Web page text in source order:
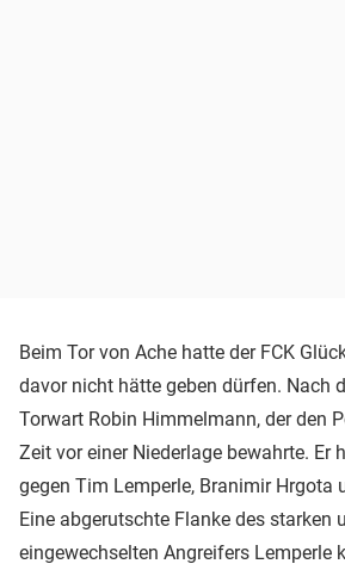
Beim Tor von Ache hatte der FCK
davor nicht hätte geben dürfen. Nach
Torwart Robin Himmelmann, der den
Zeit vor einer Niederlage bewahrte. Er
gegen Tim Lemperle, Branimir Hrgota
Eine abgerutschte Flanke des starken
eingewechselten Angreifers Lemperle